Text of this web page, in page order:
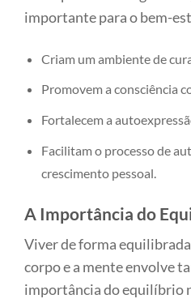
importante para o bem-
Criam um ambiente de
Promovem a consciência
Fortalecem a
Facilitam o processo de
crescimento pessoal.
A Importância do
Viver de forma
corpo e a mente envolve
importância do equilíbrio